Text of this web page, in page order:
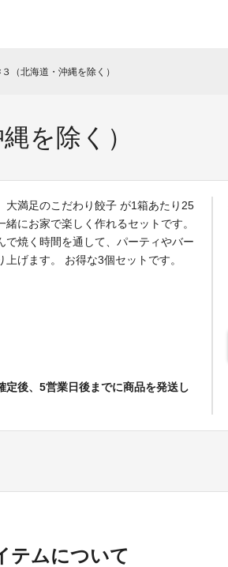
（北海道・沖縄を除く）
を除く）
大満足のこだわり餃子 が1箱あたり25
にお家で楽しく作れるセットです。
で焼く時間を通して、パーティやバー
げます。 お得な3個セットです。
定後、5営業日後までに商品を発送し
テムについて